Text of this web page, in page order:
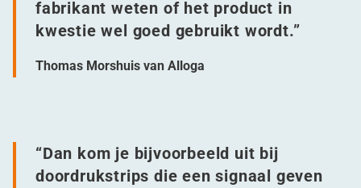
fabrikant weten of het product in
kwestie wel goed gebruikt wordt.”
Thomas Morshuis van Alloga
“Dan kom je bijvoorbeeld uit bij
doordrukstrips die een signaal geven